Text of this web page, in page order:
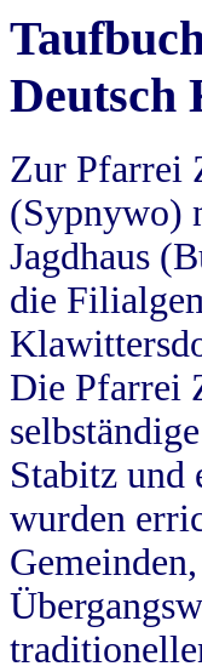
Deutsch
Zur Pfarrei
(Sypnywo)
Jagdhaus
die
Die Pfarrei
Stabitz
wurden